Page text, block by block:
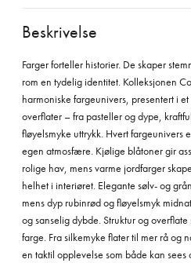
Beskrivelse
Farger forteller historier. De skaper
rom en tydelig identitet. Kolleksjonen
harmoniske fargeunivers, presentert i
overflater – fra pasteller og dype,
fløyelsmyke uttrykk. Hvert fargeunivers
egen atmosfære. Kjølige blåtoner gir
rolige hav, mens varme jordfarger
helhet i interiøret. Elegante sølv- og
mens dyp rubinrød og fløyelsmyk
og sanselig dybde. Struktur og
farge. Fra silkemyke flater til mer rå og
en taktil opplevelse som både kan